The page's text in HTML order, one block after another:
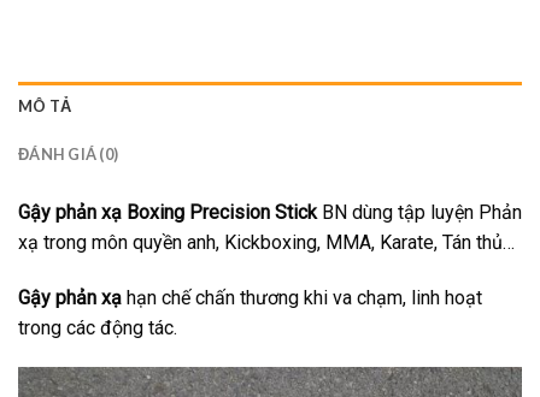
MÔ TẢ
ĐÁNH GIÁ (0)
Gậy phản xạ Boxing Precision Stick BN dùng tập luyện Phản
xạ trong môn quyền anh, Kickboxing, MMA, Karate, Tán thủ…
Gậy phản xạ hạn chế chấn thương khi va chạm, linh hoạt
trong các động tác.